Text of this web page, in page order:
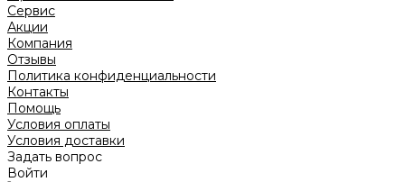
Сервис
Акции
Компания
Отзывы
Политика конфиденциальности
Контакты
Помощь
Условия оплаты
Условия доставки
Задать вопрос
Войти